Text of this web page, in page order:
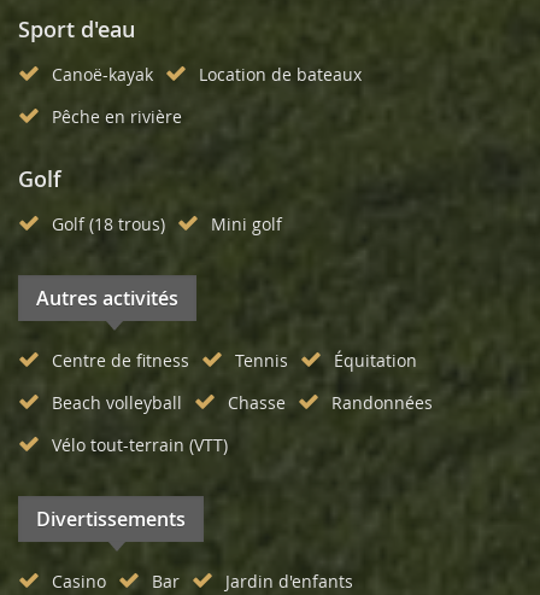
Sport d'eau
Canoë-kayak
Location de bateaux
Pêche en rivière
Golf
Golf (18 trous) Mini golf
Autres activités
Centre de fitness Tennis
Équitation
Beach volleyball
Chasse
Randonnées
Vélo tout-terrain (VTT)
Divertissements
Casino Bar Jardin d'enfants